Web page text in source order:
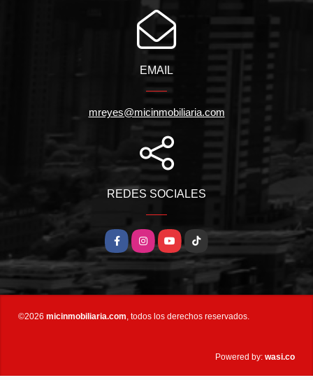
EMAIL
mreyes@micinmobiliaria.com
REDES SOCIALES
FacebookInstagramYouTubeTikTok
©2026 micinmobiliaria.com , todos los derechos reservados.
Powered by: wasi.co